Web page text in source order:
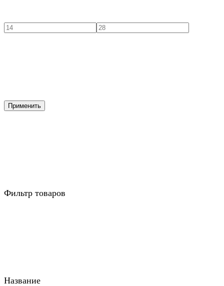
Применить
Фильтр товаров
Название